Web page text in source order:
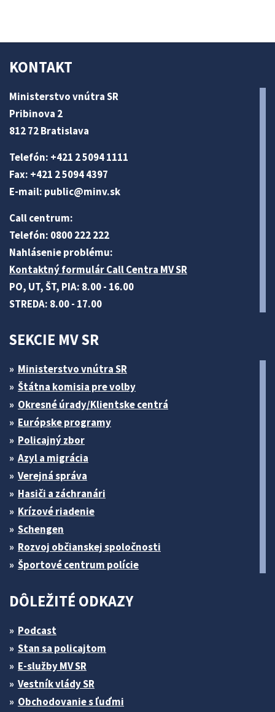
KONTAKT
Ministerstvo vnútra SR
Pribinova 2
812 72 Bratislava
Telefón: +421 2 5094 1111
Fax: +421 2 5094 4397
E-mail: public@minv.sk
Call centrum:
Telefón: 0800 222 222
Nahlásenie problému:
Kontaktný formulár Call Centra MV SR
PO, UT, ŠT, PIA: 8.00 - 16.00
STREDA: 8.00 - 17.00
SEKCIE MV SR
Ministerstvo vnútra SR
Štátna komisia pre volby
Okresné úrady/Klientske centrá
Európske programy
Policajný zbor
Azyl a migrácia
Verejná správa
Hasiči a záchranári
Krízové riadenie
Schengen
Rozvoj občianskej spoločnosti
Športové centrum polície
DÔLEŽITÉ ODKAZY
Podcast
Stan sa policajtom
E-služby MV SR
Vestník vlády SR
Obchodovanie s ľuďmi